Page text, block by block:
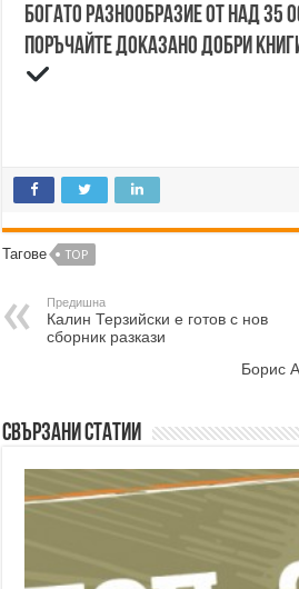
Богато разнообразие от над 35
Поръчайте доказано добри
Тагове TOP
Предишна
Калин Терзийски е готов с нов
сборник разкази
Борис
Свързани статии